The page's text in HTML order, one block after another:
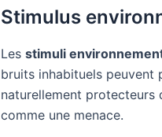
Stimulus
Les stimuli
bruits inhabituels peuvent
naturellement protecteurs
comme une menace.